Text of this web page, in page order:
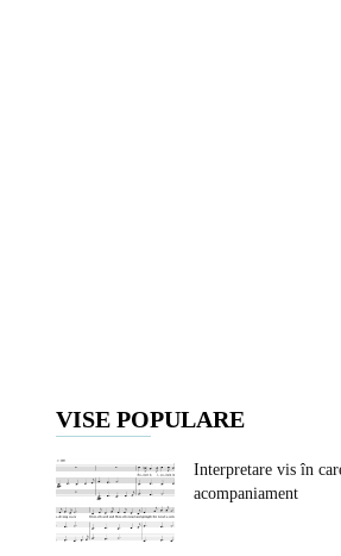
VISE POPULARE
Interpretare vis în
acompaniament